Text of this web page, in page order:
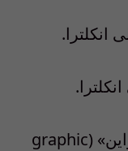
انكلترا.
ليلى. متخصصة في «الغرافيك ديزاين» (graphic